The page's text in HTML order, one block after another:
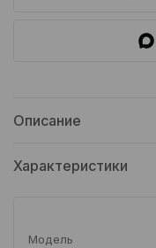
Описание
Характеристики
Модель